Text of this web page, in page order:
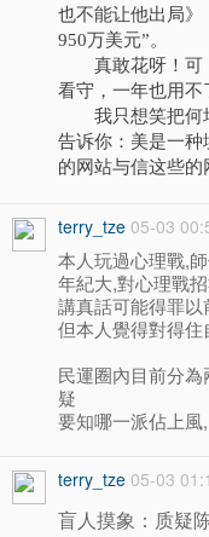
也不能让他出局》
950万美元”。
真敢花呀！可，
看守，一年也用不
我只想笑把何培
告诉你：美是一
的网站与信这些的
terry_tze 05-03
本人玩過心理戰,
年紀大,對心理戰
講真話可能得罪
但本人覺得對得住
民運圈內目前分
疑
要知哪一派佔上
terry_tze 05-03
盲人摸象：质疑